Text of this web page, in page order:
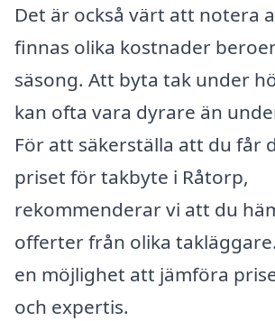
Det är också värt att notera
finnas olika kostnader
säsong. Att byta tak under
kan ofta vara dyrare än
För att säkerställa att du får
priset för takbyte i Råtorp,
rekommenderar vi att du
offerter från olika
en möjlighet att jämföra
och expertis.